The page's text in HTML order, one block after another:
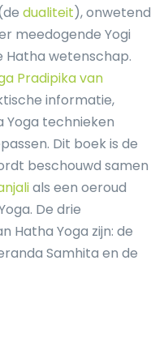
dualiteit), onwetend
meedogende Yogi
wetenschap.
Pradipika van
informatie,
Yoga technieken
Dit boek is de
beschouwd samen
als een oeroud
De drie
Hatha Yoga zijn: de
Samhita en de